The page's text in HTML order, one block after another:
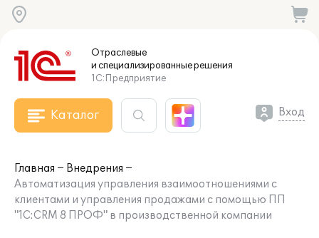
Отраслевые
и специализированныерешения
1С:Предприятие
Каталог Вход
Главная
Внедрения
Автоматизация управления взаимоотношениями с
клиентами и управления продажами с помощью ПП
"1С:CRM 8 ПРОФ" в производственной компании